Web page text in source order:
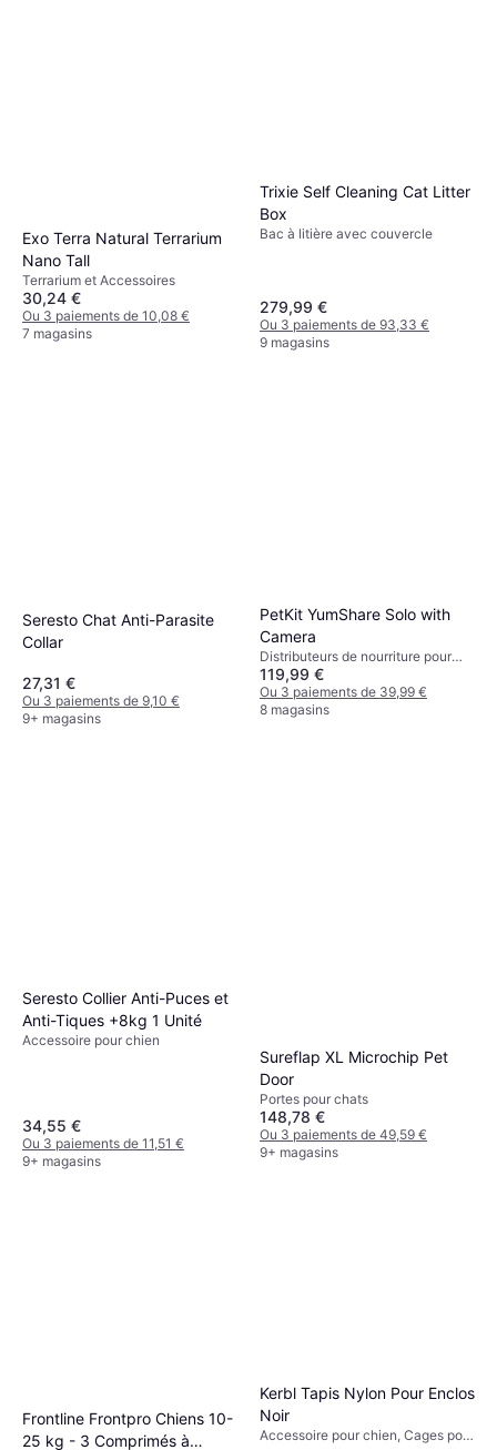
Exo Terra Natural Terrarium
Nano Tall
Terrarium et Accessoires
30,24 €
Ou 3 paiements de 10,08 €
7 magasins
Trixie Self Cleaning Cat Litter
Box
Bac à litière avec couvercle
279,99 €
Ou 3 paiements de 93,33 €
9 magasins
Seresto Chat Anti-Parasite
Collar
27,31 €
Ou 3 paiements de 9,10 €
9+ magasins
PetKit YumShare Solo with
Camera
Distributeurs de nourriture pour
chien
119,99 €
Ou 3 paiements de 39,99 €
8 magasins
Seresto Collier Anti-Puces et
Anti-Tiques +8kg 1 Unité
Accessoire pour chien
34,55 €
Ou 3 paiements de 11,51 €
9+ magasins
Sureflap XL Microchip Pet
Door
Portes pour chats
148,78 €
Ou 3 paiements de 49,59 €
9+ magasins
Frontline Frontpro Chiens 10-
25 kg - 3 Comprimés à
Kerbl Tapis Nylon Pour Enclos
Noir
Accessoire pour chien, Cages pour